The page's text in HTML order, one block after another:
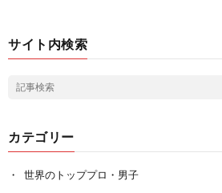
サイト内検索
カテゴリー
世界のトッププロ・男子